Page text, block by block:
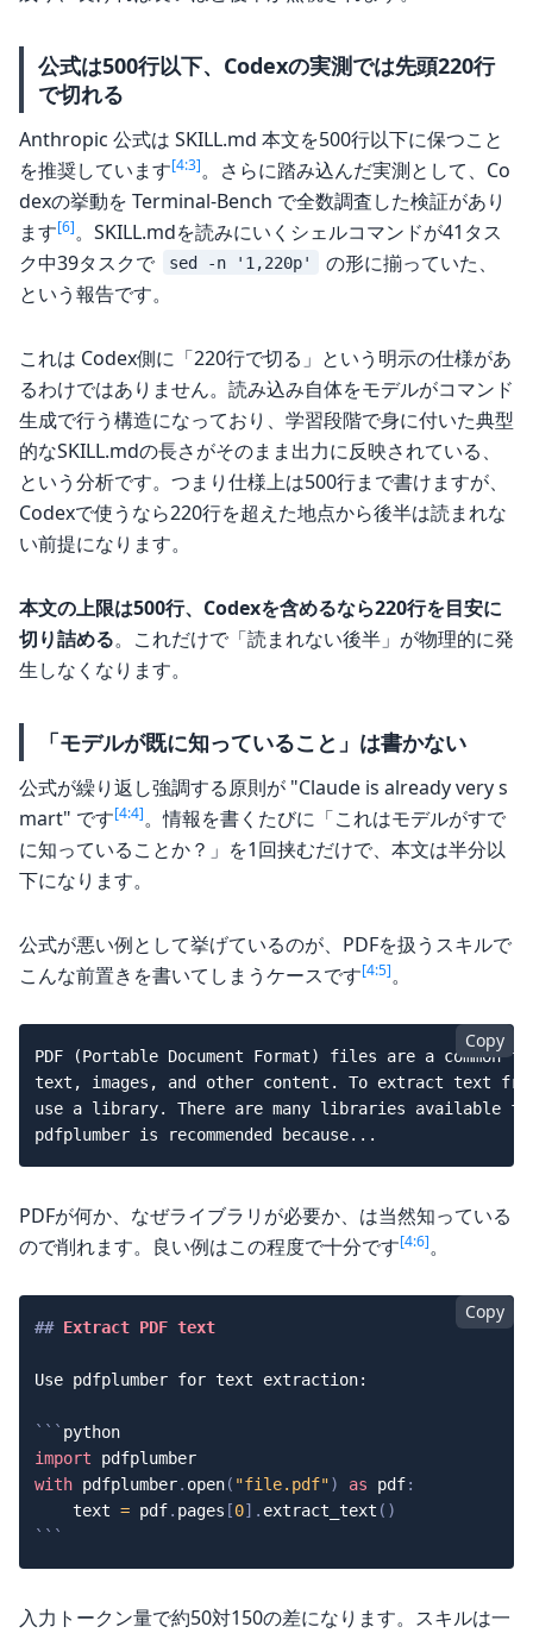
公式は500行以下、Codexの実測では先頭220行
で切れる
Anthropic 公式は SKILL.md 本文を500行以下に保つこと
を推奨しています[4:3]。さらに踏み込んだ実測として、Co
dexの挙動を Terminal-Bench で全数調査した検証があり
ます[6]。SKILL.mdを読みにいくシェルコマンドが41タス
ク中39タスクで
sed -n '1,220p'
の形に揃っていた、
という報告です。
これは Codex側に「220行で切る」という明示の仕様があ
るわけではありません。読み込み自体をモデルがコマンド
生成で行う構造になっており、学習段階で身に付いた典型
的なSKILL.mdの長さがそのまま出力に反映されている、
という分析です。つまり仕様上は500行まで書けますが、
Codexで使うなら220行を超えた地点から後半は読まれな
い前提になります。
本文の上限は500行、Codexを含めるなら220行を目安に
切り詰める。これだけで「読まれない後半」が物理的に発
生しなくなります。
「モデルが既に知っていること」は書かない
公式が繰り返し強調する原則が "Claude is already very s
mart" です[4:4]。情報を書くたびに「これはモデルがすで
に知っていることか？」を1回挟むだけで、本文は半分以
下になります。
公式が悪い例として挙げているのが、PDFを扱うスキルで
こんな前置きを書いてしまうケースです[4:5]。
Copy
PDF (Portable Document Format) files are a
text, images, and other content. To extract text
use a library. There are many libraries available
PDFが何か、なぜライブラリが必要か、は当然知っている
ので削れます。良い例はこの程度で十分です[4:6]。
Copy
## Extract PDF text
Use pdfplumber for text extraction:
``` python
import
pdfplumber
with pdfplumber. open( "file.pdf") as pdf:
    text
= pdf. pages [0] . extract_text ( )
```
入力トークン量で約50対150の差になります。スキルは一